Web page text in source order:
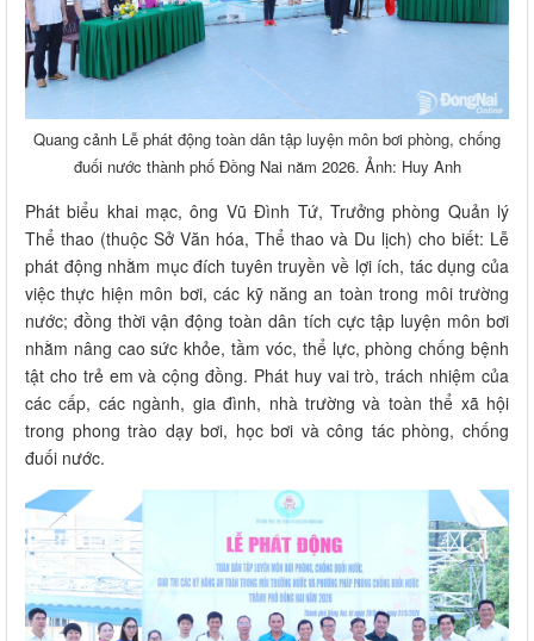
Quang cảnh Lễ phát động toàn dân tập luyện môn bơi phòng, chống
đuối nước thành phố Đồng Nai năm 2026. Ảnh: Huy Anh
Phát biểu khai mạc, ông Vũ Đình Tứ, Trưởng phòng Quản lý
Thể thao (thuộc Sở Văn hóa, Thể thao và Du lịch) cho biết: Lễ
phát động nhằm mục đích tuyên truyền về lợi ích, tác dụng của
việc thực hiện môn bơi, các kỹ năng an toàn trong môi trường
nước; đồng thời vận động toàn dân tích cực tập luyện môn bơi
nhằm nâng cao sức khỏe, tầm vóc, thể lực, phòng chống bệnh
tật cho trẻ em và cộng đồng. Phát huy vai trò, trách nhiệm của
các cấp, các ngành, gia đình, nhà trường và toàn thể xã hội
trong phong trào dạy bơi, học bơi và công tác phòng, chống
đuối nước.